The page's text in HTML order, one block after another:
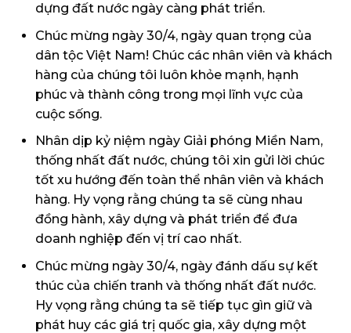
dựng đất nước ngày càng phát triển.
Chúc mừng ngày 30/4, ngày quan trọng của
dân tộc Việt Nam! Chúc các nhân viên và khách
hàng của chúng tôi luôn khỏe mạnh, hạnh
phúc và thành công trong mọi lĩnh vực của
cuộc sống.
Nhân dịp kỷ niệm ngày Giải phóng Miền Nam,
thống nhất đất nước, chúng tôi xin gửi lời chúc
tốt xu hướng đến toàn thể nhân viên và khách
hàng. Hy vọng rằng chúng ta sẽ cùng nhau
đồng hành, xây dựng và phát triển để đưa
doanh nghiệp đến vị trí cao nhất.
Chúc mừng ngày 30/4, ngày đánh dấu sự kết
thúc của chiến tranh và thống nhất đất nước.
Hy vọng rằng chúng ta sẽ tiếp tục gìn giữ và
phát huy các giá trị quốc gia, xây dựng một